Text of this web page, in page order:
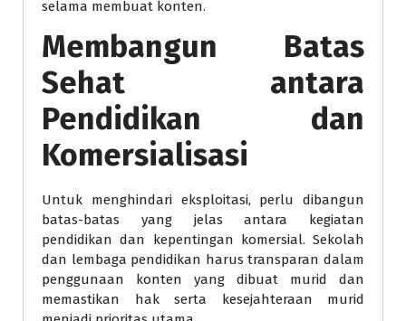
selama membuat konten.
Membangun Batas
Sehat antara
Pendidikan dan
Komersialisasi
Untuk menghindari eksploitasi, perlu dibangun
batas-batas yang jelas antara kegiatan
pendidikan dan kepentingan komersial. Sekolah
dan lembaga pendidikan harus transparan dalam
penggunaan konten yang dibuat murid dan
memastikan hak serta kesejahteraan murid